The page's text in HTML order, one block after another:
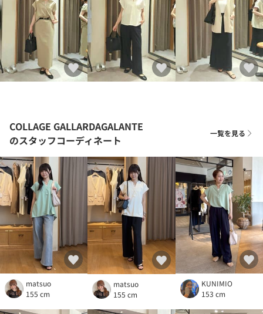
COLLAGE GALLARDAGALANTE
のスタッフコーディネート
一覧を見る
matsuo
155 cm
matsuo
155 cm
KUNIMIO
153 cm